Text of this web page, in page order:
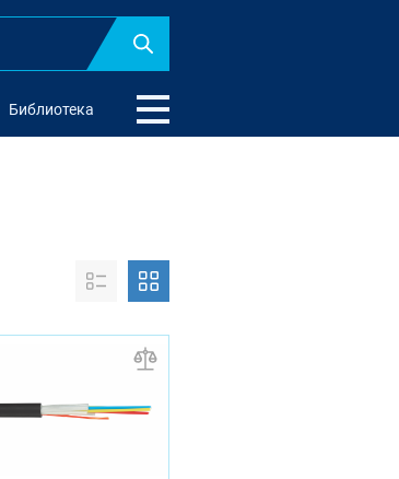
Найти
Библиотека